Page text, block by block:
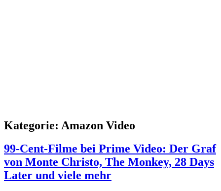
Kategorie: Amazon Video
99-Cent-Filme bei Prime Video: Der Graf
von Monte Christo, The Monkey, 28 Days
Later und viele mehr